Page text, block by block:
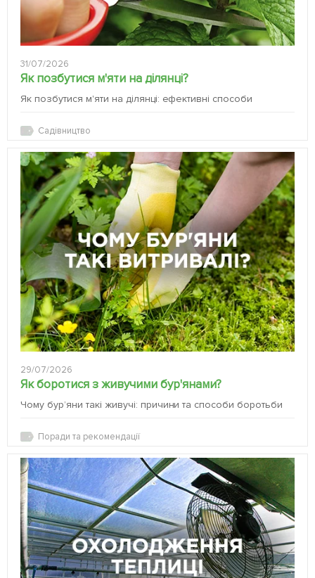
31/07/2026
Як позбутися м'яти на ділянці?
Як позбутися м'яти на ділянці: ефективні способи
Садівництво
29/07/2026
Як боротися з живучими бур'янами?
Чому бур’яни такі живучі: причини та способи боротьби
Поради та рекомендації